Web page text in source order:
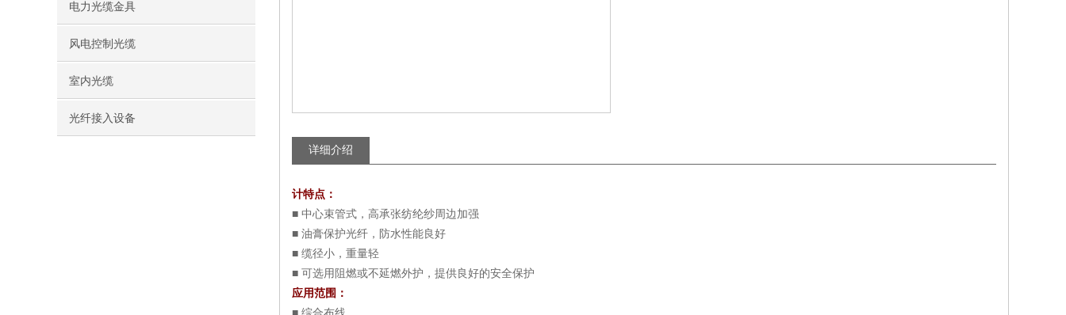
电力光缆金具
风电控制光缆
室内光缆
光纤接入设备
详细介绍
计特点：
■ 中心束管式，高承张纺纶纱周边加强
■ 油膏保护光纤，防水性能良好
■ 缆径小，重量轻
■ 可选用阻燃或不延燃外护，提供良好的安全保护
应用范围：